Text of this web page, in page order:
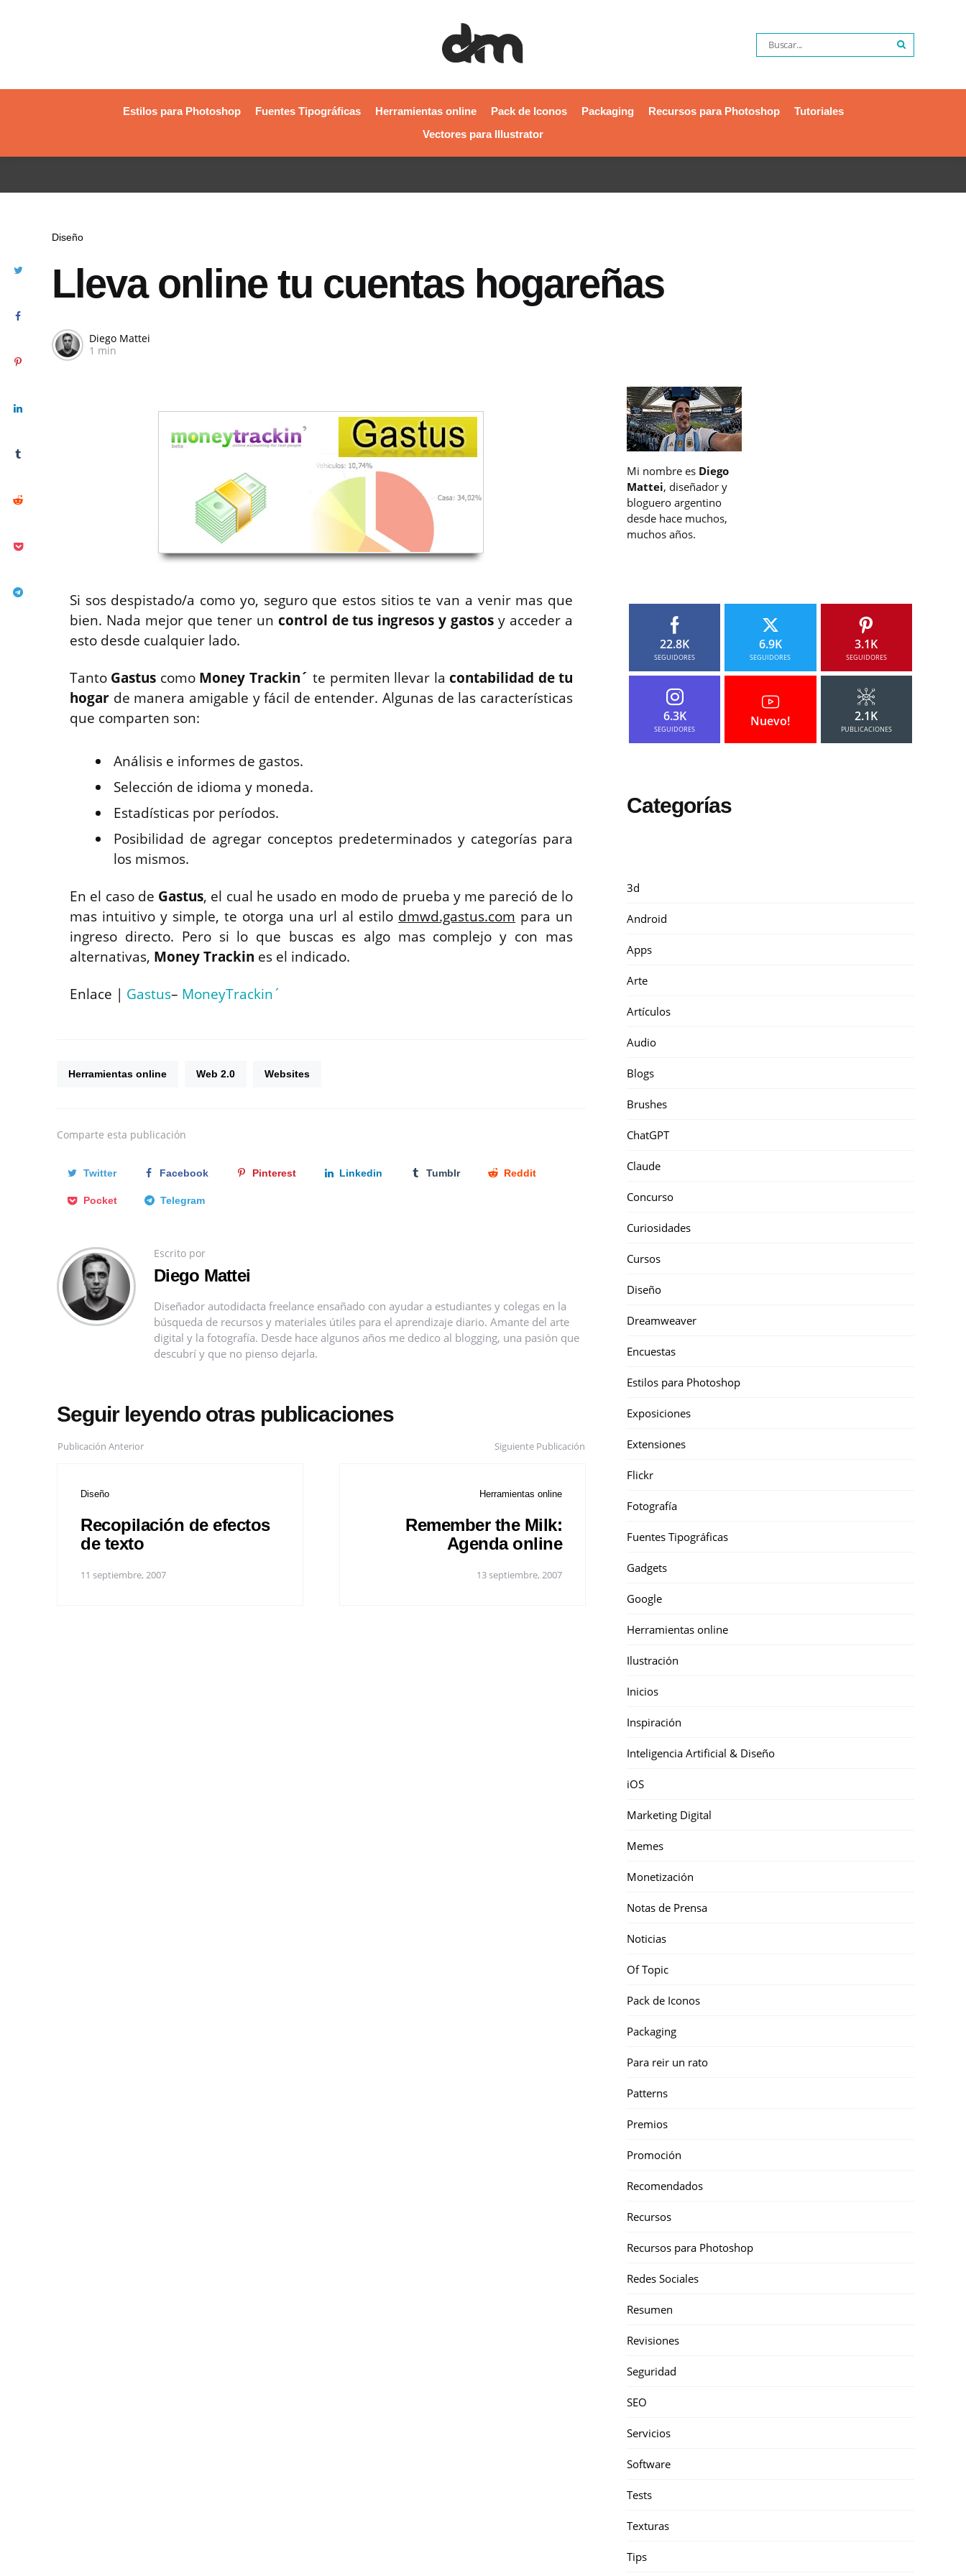
Estilos para Photoshop Fuentes Tipográficas Herramientas online Pack de Iconos Packaging Recursos para Photoshop
Tutoriales
Vectores para Illustrator
Diseño
Lleva online tu cuentas hogareñas
Diego Mattei
1 min
Si sos despistado/a como yo, seguro que estos sitios te van a venir mas que
bien. Nada mejor que tener un control de tus ingresos y gastos y acceder a
esto desde cualquier lado.
Tanto Gastus como Money Trackin´ te permiten llevar lacontabilidad de tu
hogar de manera amigable y fácil de entender. Algunas de las características
que comparten son:
Análisis e informes de gastos.
Selección de idioma y moneda.
Estadísticas por períodos.
Posibilidad de agregar conceptos predeterminados y categorías para
los mismos.
En el caso de Gastus, el cual he usado en modo de prueba y me pareció de lo
mas intuitivo y simple, te otorga una url al estilo dmwd.gastus.com para un
ingreso directo. Pero si lo que buscas es algo mas complejo y con mas
alternativas, Money Trackin es el indicado.
Enlace | Gastus– MoneyTrackin´
Herramientas online Web 2.0 Websites
Comparte esta publicación
Twitter Facebook Pinterest Linkedin Tumblr Reddit
Pocket Telegram
Escrito por
Diego Mattei
Diseñador autodidacta freelance ensañado con ayudar a estudiantes y colegas en la
búsqueda de recursos y materiales útiles para el aprendizaje diario. Amante del arte
digital y la fotografía. Desde hace algunos años me dedico al blogging, una pasión que
descubrí y que no pienso dejarla.
Seguir leyendo otras publicaciones
Publicación Anterior
Diseño
Recopilación de efectos
de texto
11 septiembre, 2007
Siguiente Publicación
Herramientas online
Remember the Milk:
Agenda online
13 septiembre, 2007
Mi nombre es Diego
Mattei, diseñador y
bloguero argentino
desde hace muchos,
muchos años.
22.8K
SEGUIDORES
6.9K
SEGUIDORES
3.1K
SEGUIDORES
6.3K
SEGUIDORES
Nuevo! 2.1K
PUBLICACIONES
Categorías
3d
Android
Apps
Arte
Artículos
Audio
Blogs
Brushes
ChatGPT
Claude
Concurso
Curiosidades
Cursos
Diseño
Dreamweaver
Encuestas
Estilos para Photoshop
Exposiciones
Extensiones
Flickr
Fotografía
Fuentes Tipográficas
Gadgets
Google
Herramientas online
Ilustración
Inicios
Inspiración
Inteligencia Artificial & Diseño
iOS
Marketing Digital
Memes
Monetización
Notas de Prensa
Noticias
Of Topic
Pack de Iconos
Packaging
Para reir un rato
Patterns
Premios
Promoción
Recomendados
Recursos
Recursos para Photoshop
Redes Sociales
Resumen
Revisiones
Seguridad
SEO
Servicios
Software
Tests
Texturas
Tips